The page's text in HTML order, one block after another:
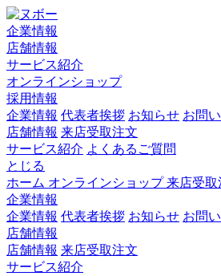
企業情報
店舗情報
サービス紹介
オンラインショップ
採用情報
企業情報 代表者挨拶 お知らせ お問
店舗情報 来店受取注文
サービス紹介 よくあるご質問
とじる
ホーム オンラインショップ来店受取
企業情報
企業情報 代表者挨拶 お知らせ お問
店舗情報
店舗情報 来店受取注文
サービス紹介